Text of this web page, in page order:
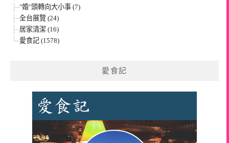
"婚"頭轉向大小事 (7)
全台展覽 (24)
居家清潔 (16)
愛食記 (1578)
愛食記